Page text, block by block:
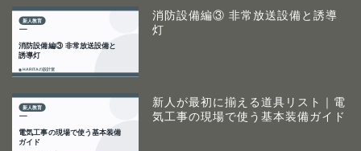
消防設備編③ 非常放送設備と誘導
灯
新人が最初に揃える道具リスト｜電
気工事の現場で使う基本装備ガイド